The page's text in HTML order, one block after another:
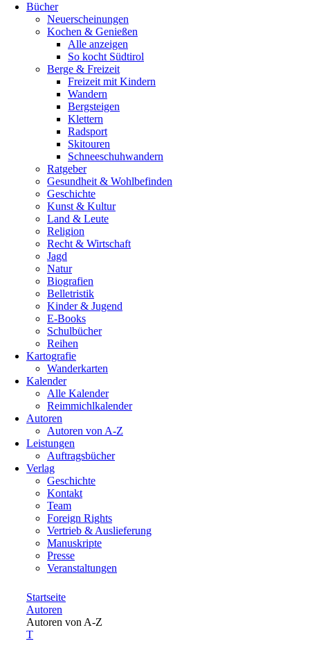
Bücher
Neuerscheinungen
Kochen & Genießen
Alle anzeigen
So kocht Südtirol
Berge & Freizeit
Freizeit mit Kindern
Wandern
Bergsteigen
Klettern
Radsport
Skitouren
Schneeschuhwandern
Ratgeber
Gesundheit & Wohlbefinden
Geschichte
Kunst & Kultur
Land & Leute
Religion
Recht & Wirtschaft
Jagd
Natur
Biografien
Belletristik
Kinder & Jugend
E-Books
Schulbücher
Reihen
Kartografie
Wanderkarten
Kalender
Alle Kalender
Reimmichlkalender
Autoren
Autoren von A-Z
Leistungen
Auftragsbücher
Verlag
Geschichte
Kontakt
Team
Foreign Rights
Vertrieb & Auslieferung
Manuskripte
Presse
Veranstaltungen
Sie sind hier
Startseite
Autoren
Autoren von A-Z
T